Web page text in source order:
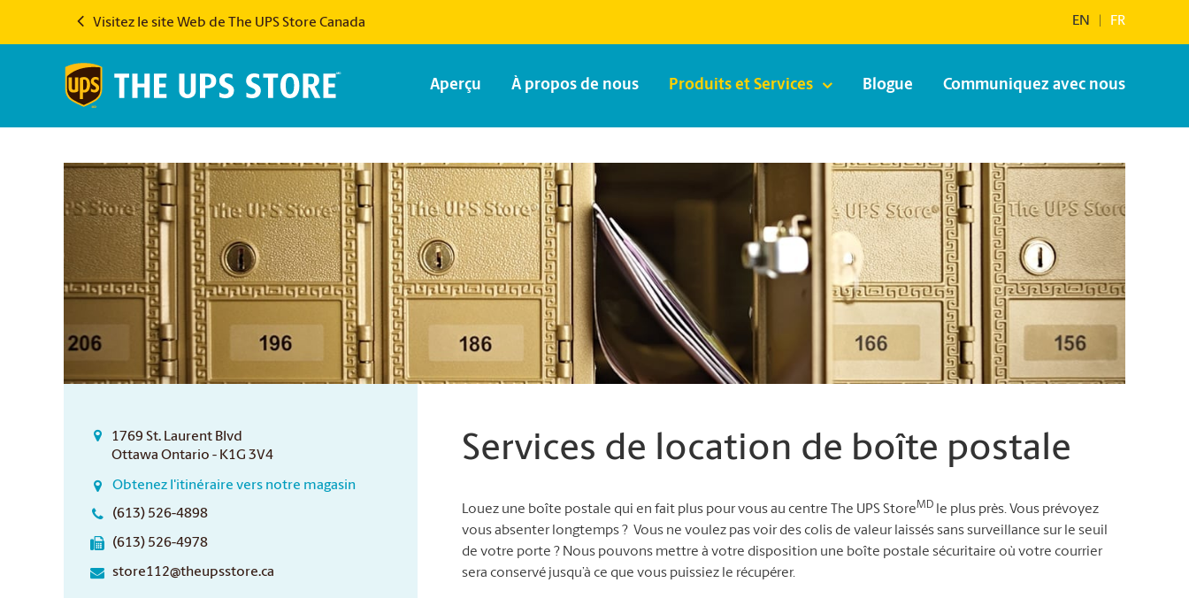
Visitez le site Web de The UPS Store Canada EN FR
Aperçu À propos de nous Produits et Services Blogue Communiquez avec nous
1769 St. Laurent Blvd
Ottawa Ontario - K1G 3V4
Obtenez l'itinéraire vers notre magasin
(613) 526-4898
(613) 526-4978
store112@theupsstore.ca
Services de location de boîte postale
Louez une boîte postale qui en fait plus pour vous au centre The UPS StoreMD
le plus près. Vous prévoyez
vous absenter longtemps ? Vous ne voulez pas voir des colis de valeur laissés sans surveillance sur le seuil
de votre porte ? Nous pouvons mettre à votre disposition une boîte postale sécuritaire où votre courrier
sera conservé jusqu’à ce que vous puissiez le récupérer.